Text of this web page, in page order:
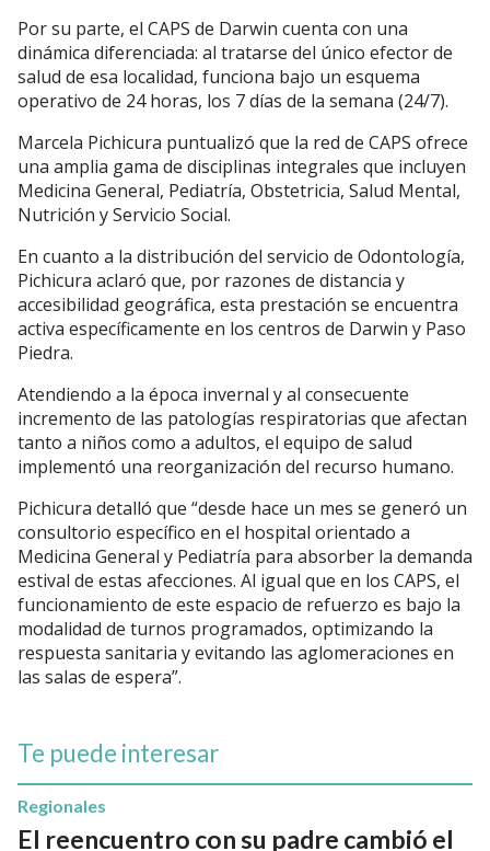
Por su parte, el CAPS de Darwin cuenta con una
dinámica diferenciada: al tratarse del único efector de
salud de esa localidad, funciona bajo un esquema
operativo de 24 horas, los 7 días de la semana (24/7).
Marcela Pichicura puntualizó que la red de CAPS ofrece
una amplia gama de disciplinas integrales que incluyen
Medicina General, Pediatría, Obstetricia, Salud Mental,
Nutrición y Servicio Social.
En cuanto a la distribución del servicio de Odontología,
Pichicura aclaró que, por razones de distancia y
accesibilidad geográfica, esta prestación se encuentra
activa específicamente en los centros de Darwin y Paso
Piedra.
Atendiendo a la época invernal y al consecuente
incremento de las patologías respiratorias que afectan
tanto a niños como a adultos, el equipo de salud
implementó una reorganización del recurso humano.
Pichicura detalló que “desde hace un mes se generó un
consultorio específico en el hospital orientado a
Medicina General y Pediatría para absorber la demanda
estival de estas afecciones. Al igual que en los CAPS, el
funcionamiento de este espacio de refuerzo es bajo la
modalidad de turnos programados, optimizando la
respuesta sanitaria y evitando las aglomeraciones en
las salas de espera”.
Te puede interesar
El reencuentro con su padre cambió el
Regionales